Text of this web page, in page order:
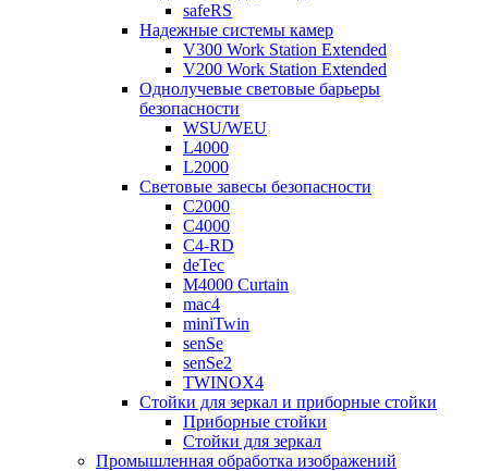
safeRS
Надежные системы камер
V300 Work Station Extended
V200 Work Station Extended
Однолучевые световые барьеры
безопасности
WSU/WEU
L4000
L2000
Световые завесы безопасности
C2000
C4000
C4-RD
deTec
M4000 Curtain
mac4
miniTwin
senSe
senSe2
TWINOX4
Стойки для зеркал и приборные стойки
Приборные стойки
Стойки для зеркал
Промышленная обработка изображений